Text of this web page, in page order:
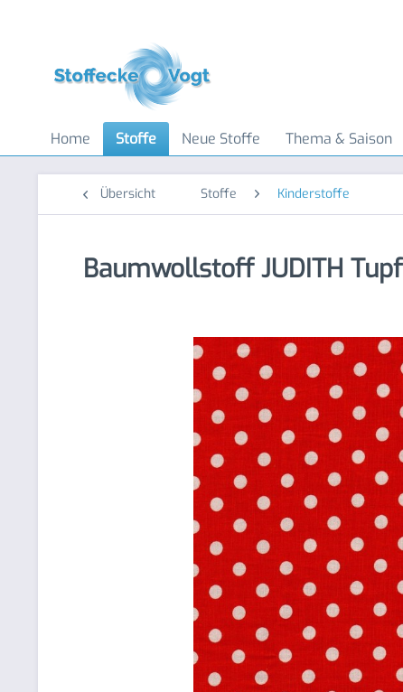
Home Stoffe Neue Stoffe Thema & Saison
Übersicht Stoffe Kinderstoffe
Baumwollstoff JUDITH